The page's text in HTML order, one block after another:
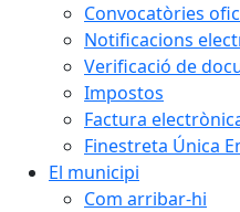
Convocatòries
Notificacions
Verificació de
Impostos
Factura
Finestreta Única
El municipi
Com arribar-hi